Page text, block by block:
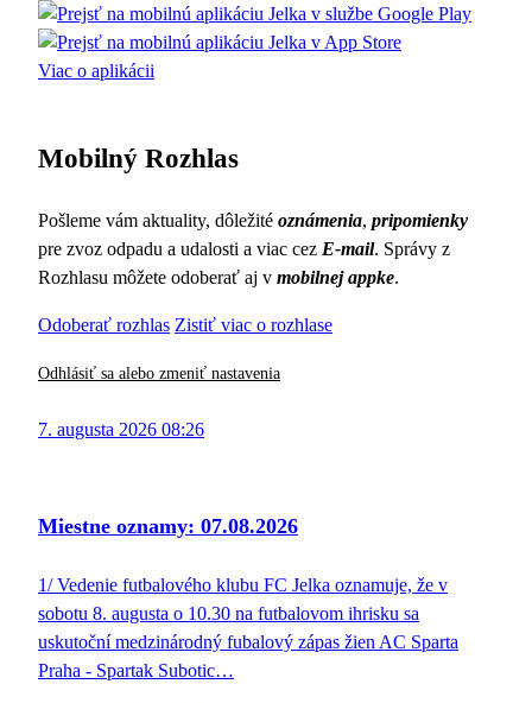
Viac o aplikácii
Mobilný Rozhlas
Pošleme vám aktuality, dôležité oznámenia, pripomienky
pre zvoz odpadu a udalosti a viac cez E-mail. Správy z
Rozhlasu môžete odoberať aj v mobilnej appke.
Odoberať rozhlas Zistiť viac o rozhlase
Odhlásiť sa alebo zmeniť nastavenia
7. augusta 2026 08:26
Miestne oznamy: 07.08.2026
1/ Vedenie futbalového klubu FC Jelka oznamuje, že v
sobotu 8. augusta o 10.30 na futbalovom ihrisku sa
uskutoční medzinárodný fubalový zápas žien AC Sparta
Praha - Spartak Subotic…